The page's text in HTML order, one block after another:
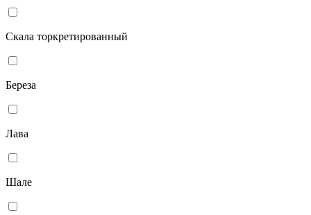
Скала торкретированный
Береза
Лава
Шале